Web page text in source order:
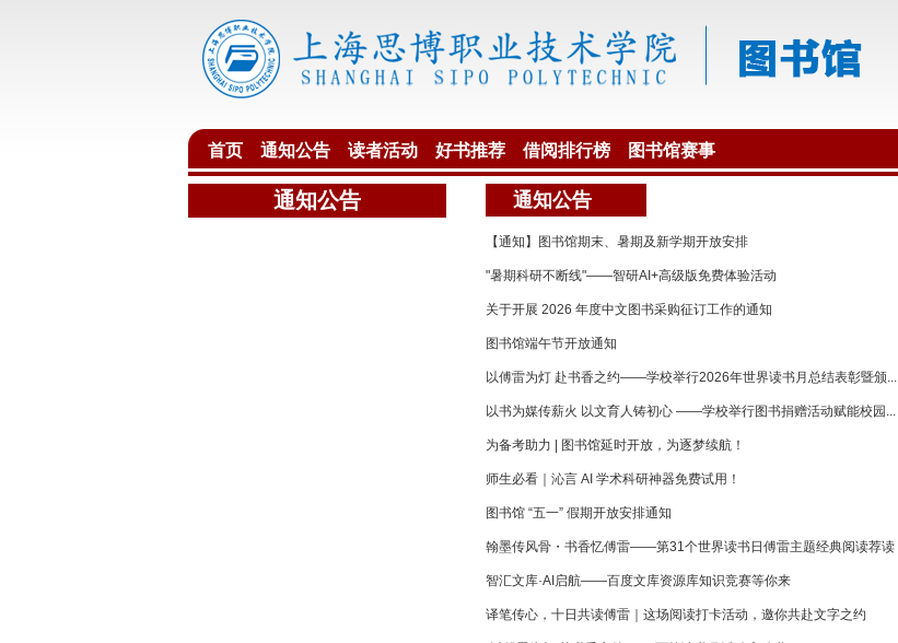
首页 通知公告 读者活动 好书推荐 借阅排行榜 图书馆赛事
通知公告 通知公告
【通知】图书馆期末、暑期及新学期开放安排
"暑期科研不断线"——智研AI+高级版免费体验活动
关于开展 2026 年度中文图书采购征订工作的通知
图书馆端午节开放通知
以傅雷为灯 赴书香之约——学校举行2026年世界读书月总结表彰暨颁...
以书为媒传薪火 以文育人铸初心 ——学校举行图书捐赠活动赋能校园...
为备考助力 | 图书馆延时开放，为逐梦续航！
师生必看｜沁言 AI 学术科研神器免费试用！
图书馆 “五一” 假期开放安排通知
翰墨传风骨・书香忆傅雷——第31个世界读书日傅雷主题经典阅读荐读
智汇文库·AI启航——百度文库资源库知识竞赛等你来
译笔传心，十日共读傅雷｜这场阅读打卡活动，邀你共赴文字之约